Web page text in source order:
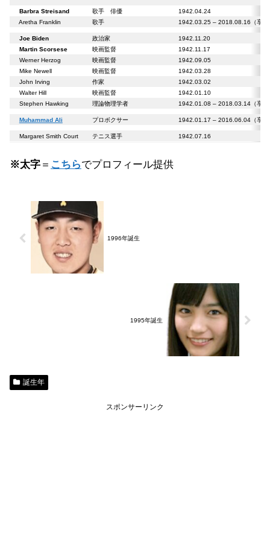
Barbra Streisand 歌手 俳優
1942.04.24
Aretha Franklin
歌手 1942.03.25 – 2018.08.16（享年
Joe Biden 政治家
1942.11.20
Martin Scorsese
映画監督
1942.11.17
Werner Herzog
映画監督
1942.09.05
Mike Newell
映画監督
1942.03.28
John Irving
作家
1942.03.02
Walter Hill
映画監督
1942.01.10
Stephen Hawking
理論物理学者 1942.01.08 – 2018.03.14（享
Muhammad Ali プロボクサー 1942.01.17 – 2016.06.04（享年
Margaret Smith Court テニス選手 1942.07.16
※太字 ＝ こちらでプロフィール提供
1996年誕生
1995年誕生
誕生年
スポンサーリンク